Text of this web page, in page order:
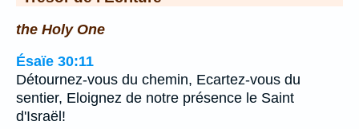
the Holy One
Ésaïe 30:11
Détournez-vous du chemin, Ecartez-vous du
sentier, Eloignez de notre présence le Saint
d'Israël!